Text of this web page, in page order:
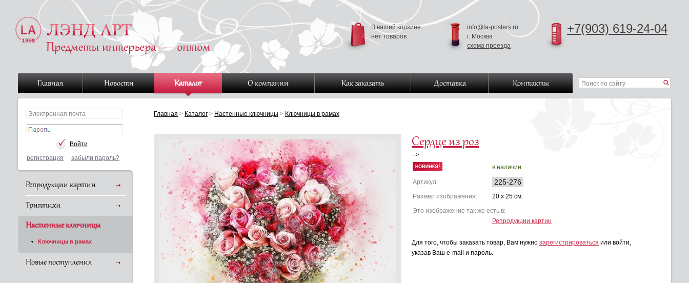
+7(903) 619-24-04
info@la-posters.ru
г. Москва
схема проезда
В вашей корзине
нет товаров
Главная Новости Каталог О компании Как заказать Доставка Контакты
регистрация забыли пароль?
Репродукции картин
Триптихи
Настенные ключницы
Ключницы в рамах
Новые поступления
Главная > Каталог > Настенные ключницы > Ключницы в рамах
Сердце из роз
-->
в наличии
Артикул: 225-276
Размер изображения:
20 x 25 см.
Это изображение так же есть в:
Репродукции картин
Для того, чтобы заказать товар, Вам нужно зарегистрироваться или войти,
указав Ваш e-mail и пароль.